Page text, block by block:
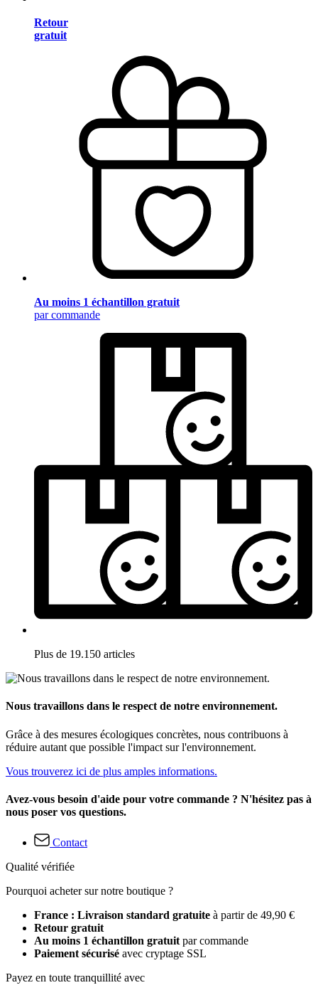
Retour
gratuit
Au moins 1 échantillon gratuit
par commande
Plus de 19.150 articles
Nous travaillons dans le respect de notre environnement.
Grâce à des mesures écologiques concrètes, nous contribuons à
réduire autant que possible l'impact sur l'environnement.
Vous trouverez ici de plus amples informations.
Avez-vous besoin d'aide pour votre commande ? N'hésitez pas à
nous poser vos questions.
Contact
Qualité vérifiée
Pourquoi acheter sur notre boutique ?
France : Livraison standard gratuite à partir de 49,90 €
Retour gratuit
Au moins 1 échantillon gratuit par commande
Paiement sécurisé avec cryptage SSL
Payez en toute tranquillité avec